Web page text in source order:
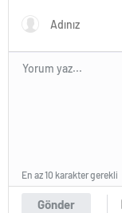
Gönder
En az 10 karakter gerekli